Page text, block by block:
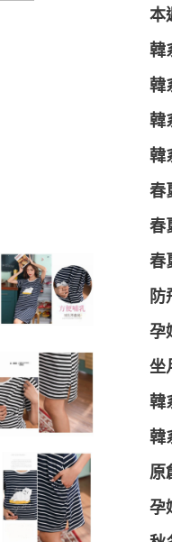
本
韓
韓
韓
韓
春
春
春
防
孕
坐
韓
韓
原
孕